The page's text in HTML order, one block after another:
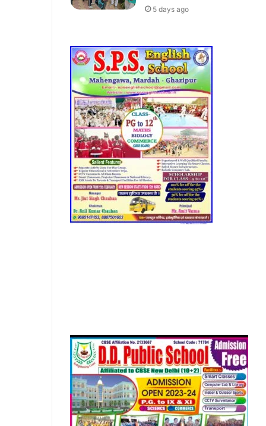
5 days ago